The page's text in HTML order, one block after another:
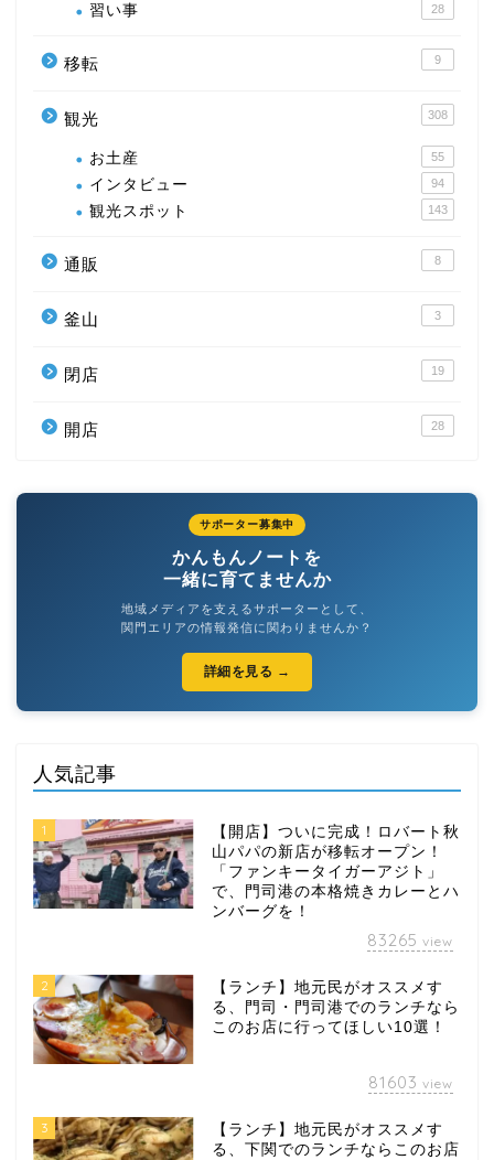
習い事 28
移転 9
観光 308
お土産 55
インタビュー 94
観光スポット 143
通販 8
釜山 3
閉店 19
開店 28
サポーター募集中
かんもんノートを
一緒に育てませんか
地域メディアを支えるサポーターとして、
関門エリアの情報発信に関わりませんか？
詳細を見る →
人気記事
1
【開店】ついに完成！ロバート秋
山パパの新店が移転オープン！
「ファンキータイガーアジト」
で、門司港の本格焼きカレーとハ
ンバーグを！
83265 view
2
【ランチ】地元民がオススメす
る、門司・門司港でのランチなら
このお店に行ってほしい10選！
81603 view
3
【ランチ】地元民がオススメす
る、下関でのランチならこのお店